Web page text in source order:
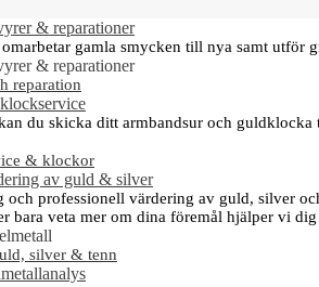
& reparationer
gamla smycken till nya samt utför
& reparationer
reparation
du skicka ditt armbandsur och
& klockor
av guld & silver
professionell värdering av guld, silver
bara veta mer om dina föremål hjälper vi
silver & tenn